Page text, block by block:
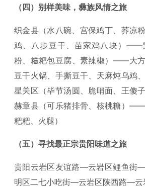
（四）别样美味，彝族风情之旅
织金县（水八碗、宫保鸡丁、荞凉
鸡、八步豆干、苗家鸡八块）——
粉、糍粑包豆腐、素辣椒）——大方
豆干火锅、手撕豆干、天麻炖乌
星关区（毕节汤圆、脆哨面、王
赫章县（可乐猪排骨、核桃糖）
粑粑、火腿）
（五）寻找最正宗贵阳味道之旅
贵阳云岩区友谊路—云岩区鲤鱼街
明区二七小吃街—云岩区陕西路—云